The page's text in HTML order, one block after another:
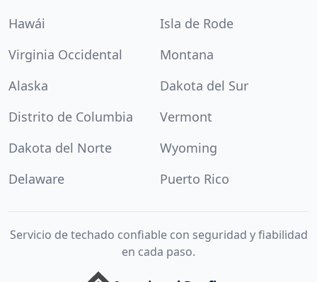
Hawái
Isla de Rode
Virginia Occidental
Montana
Alaska
Dakota del Sur
Distrito de Columbia
Vermont
Dakota del Norte
Wyoming
Delaware
Puerto Rico
Servicio de techado confiable con seguridad y fiabilidad
en cada paso.